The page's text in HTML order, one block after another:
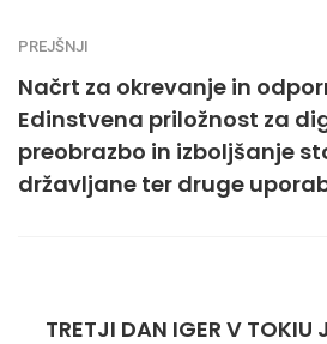
PREJŠNJI
Načrt za okrevanje in
Edinstvena priložnost za
preobrazbo in izboljšanje
državljane ter druge
TRETJI DAN IGER V TOKIU